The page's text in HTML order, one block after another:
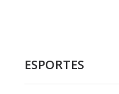
ESPORTES